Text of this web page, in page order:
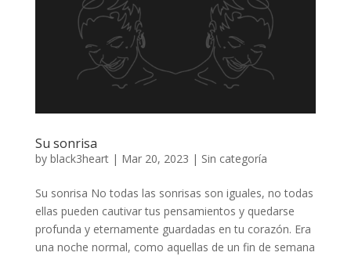
Su sonrisa
by black3heart| Mar 20, 2023 | Sin categoría
Su sonrisa No todas las sonrisas son iguales, no todas
ellas pueden cautivar tus pensamientos y quedarse
profunda y eternamente guardadas en tu corazón. Era
una noche normal, como aquellas de un fin de semana